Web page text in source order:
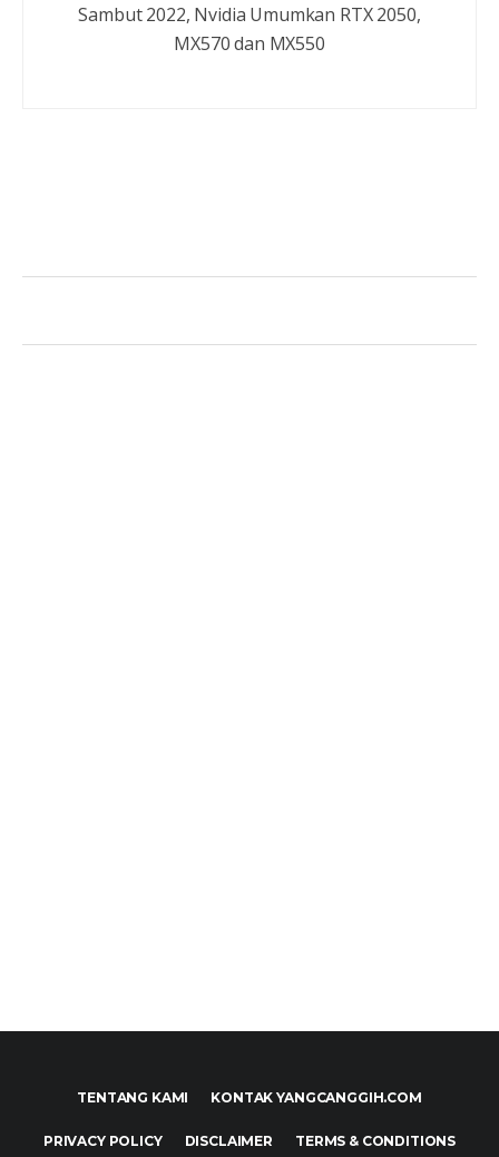
Sambut 2022, Nvidia Umumkan RTX 2050,
MX570 dan MX550
TENTANG KAMI KONTAK YANGCANGGIH.COM
PRIVACY POLICY DISCLAIMER TERMS & CONDITIONS